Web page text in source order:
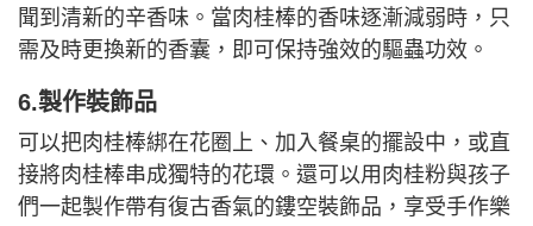
聞到清新的辛香味。當肉桂棒的香味逐漸減弱時，只
需及時更換新的香囊，即可保持強效的驅蟲功效。
6.製作裝飾品
可以把肉桂棒綁在花圈上、加入餐桌的擺設中，或直
接將肉桂棒串成獨特的花環。還可以用肉桂粉與孩子
們一起製作帶有復古香氣的鏤空裝飾品，享受手作樂